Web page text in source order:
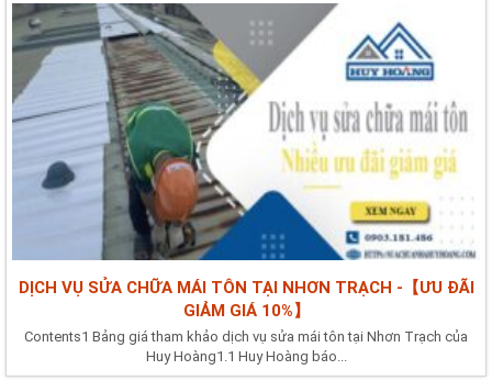
DỊCH VỤ SỬA CHỮA MÁI TÔN TẠI NHƠN TRẠCH -【ƯU ĐÃI
GIẢM GIÁ 10%】
Contents1 Bảng giá tham khảo dịch vụ sửa mái tôn tại Nhơn Trạch của
Huy Hoàng1.1 Huy Hoàng báo...